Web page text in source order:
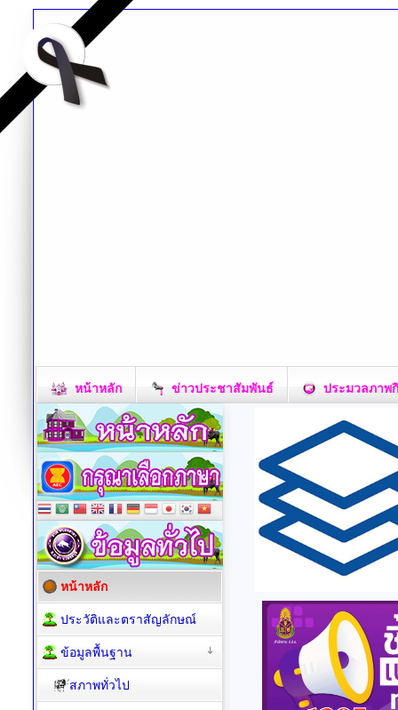
หน้าหลัก ข่าวประชาสัมพันธ์ ประมวลภาพ
หน้าหลัก
ประวัติและตราสัญลักษณ์
ข้อมูลพื้นฐาน
สภาพทั่วไป